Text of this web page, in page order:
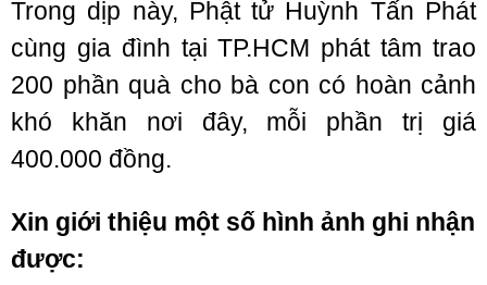
Trong dịp này, Phật tử Huỳnh Tấn Phát
cùng gia đình tại TP.HCM phát tâm trao
200 phần quà cho bà con có hoàn cảnh
khó khăn nơi đây, mỗi phần trị giá
400.000 đồng.
Xin giới thiệu một số hình ảnh ghi nhận
được: